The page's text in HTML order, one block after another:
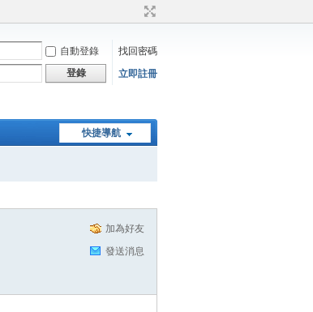
自動登錄
找回密碼
登錄 立即註冊
快捷導航
加為好友
發送消息